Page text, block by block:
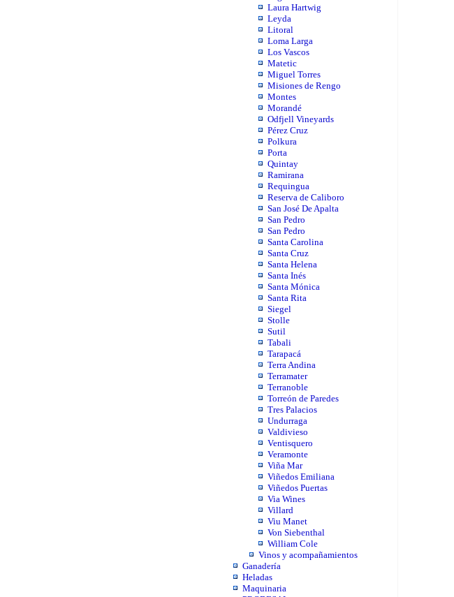
Laura Hartwig
Leyda
Litoral
Loma Larga
Los Vascos
Matetic
Miguel Torres
Misiones de Rengo
Montes
Morandé
Odfjell Vineyards
Pérez Cruz
Polkura
Porta
Quintay
Ramirana
Requingua
Reserva de Caliboro
San José De Apalta
San Pedro
San Pedro
Santa Carolina
Santa Cruz
Santa Helena
Santa Inés
Santa Mónica
Santa Rita
Siegel
Stolle
Sutil
Tabali
Tarapacá
Terra Andina
Terramater
Terranoble
Torreón de Paredes
Tres Palacios
Undurraga
Valdivieso
Ventisquero
Veramonte
Viña Mar
Viñedos Emiliana
Viñedos Puertas
Via Wines
Villard
Viu Manet
Von Siebenthal
William Cole
Vinos y acompañamientos
Ganadería
Heladas
Maquinaria